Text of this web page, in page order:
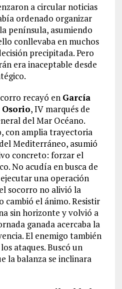
a circular noticias
ordenado organizar
península, asumiendo
conllevaba en muchos
precipitada. Pero
era inaceptable desde
recayó en García
, IV marqués de
del Mar Océano.
con amplia trayectoria
Mediterráneo, asumió
concreto: forzar el
No acudía en busca de
una operación
socorro no alivió la
cambió el ánimo. Resistir
sin horizonte y volvió a
ganada acercaba la
El enemigo también
ataques. Buscó un
la balanza se inclinara